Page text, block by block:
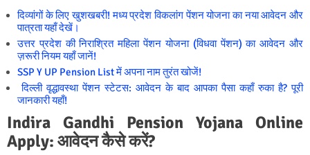
दिव्यांगों के लिए खुशखबरी! मध्य प्रदेश विकलांग पेंशन योजना का नया आवेदन और
पात्रता यहाँ देखें।
उत्तर प्रदेश की निराश्रित महिला पेंशन योजना (विधवा पेंशन) का आवेदन और
ज़रूरी नियम यहाँ जानें!
SSP Y UP Pension List में अपना नाम तुरंत खोजें!
दिल्ली वृद्धावस्था पेंशन स्टेटस: आवेदन के बाद आपका पैसा कहाँ रुका है? पूरी
जानकारी यहाँ!
Indira Gandhi Pension Yojana Online
Apply: आवेदन कैसे करें?